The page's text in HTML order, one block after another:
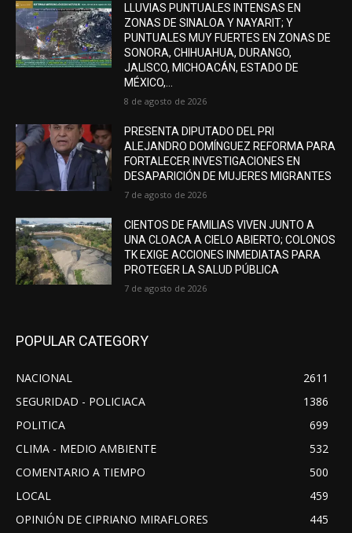
LLUVIAS PUNTUALES INTENSAS EN
ZONAS DE SINALOA Y NAYARIT; Y
PUNTUALES MUY FUERTES EN ZONAS DE
SONORA, CHIHUAHUA, DURANGO,
JALISCO, MICHOACÁN, ESTADO DE
MÉXICO,...
8 de agosto de 2026
PRESENTA DIPUTADO DEL PRI
ALEJANDRO DOMÍNGUEZ REFORMA PARA
FORTALECER INVESTIGACIONES EN
DESAPARICIÓN DE MUJERES MIGRANTES
7 de agosto de 2026
CIENTOS DE FAMILIAS VIVEN JUNTO A
UNA CLOACA A CIELO ABIERTO; COLONOS
TK EXIGE ACCIONES INMEDIATAS PARA
PROTEGER LA SALUD PÚBLICA
7 de agosto de 2026
POPULAR CATEGORY
NACIONAL
2611
SEGURIDAD - POLICIACA
1386
POLITICA
699
CLIMA - MEDIO AMBIENTE
532
COMENTARIO A TIEMPO
500
LOCAL
459
OPINIÓN DE CIPRIANO MIRAFLORES
445